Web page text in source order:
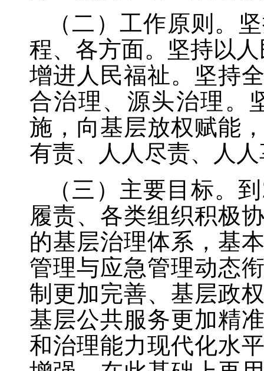
（二）工作原则。
程、各方面。坚持以
增进人民福祉。坚持
合治理、源头治理。
施，向基层放权赋能
有责、人人尽责、人
（三）主要目标。到
履责、各类组织积极
的基层治理体系，基
管理与应急管理动态
制更加完善、基层政
基层公共服务更加精
和治理能力现代化水